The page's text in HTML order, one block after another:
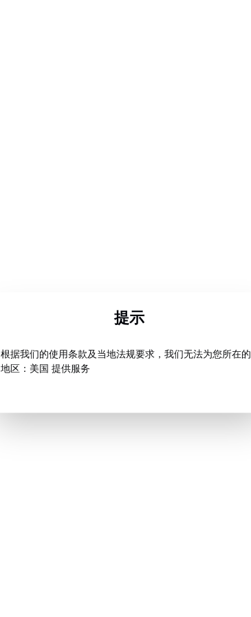
提示
根据我们的使用条款及当地法规要求，我们无法为您所在的
地区：美国 提供服务